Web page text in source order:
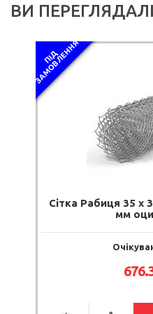
ВИ
П
І
Д
З
А
М
О
В
Л
Е
Н
Н
Я
Сітка Рабиця 35 х
мм